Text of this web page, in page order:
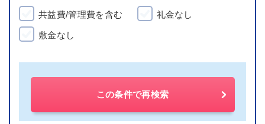
共益費/管理費を含む 礼金なし
敷金なし
この条件で再検索